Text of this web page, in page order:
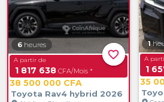
favorite_border
6 heures
A partir de
1 817 638 CFA/Mois *
38 500 000 CFA
Toyota Rav4 hybrid 2026
1
A
1
35